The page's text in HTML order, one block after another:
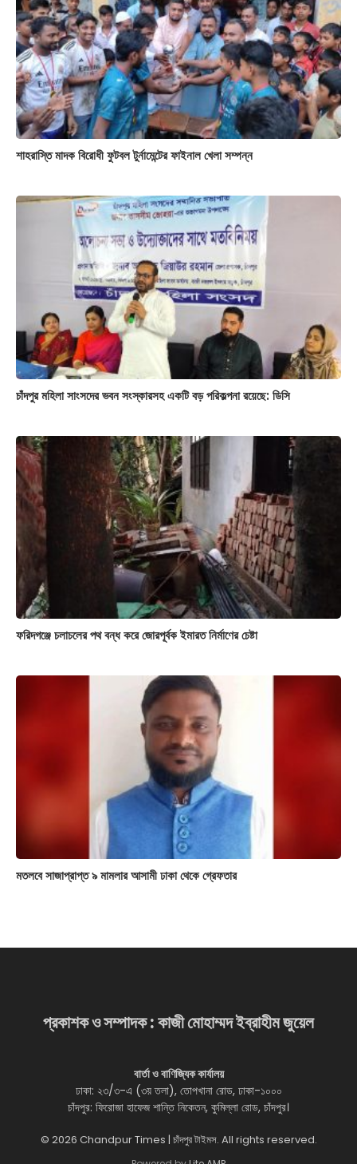
শাহরাস্তি মাদক বিরোধী ফুটবল টুর্নামেন্টের ফাইনাল খেলা সম্পন্ন
চাঁদপুর মহিলা সাংসদের ভবন সংস্কারসহ একটি বড় পরিকল্পনা রয়েছে: ডিসি
ফরিদগঞ্জে চলাচলের পথ বন্ধ করে জোরপূর্বক ইমারত নির্মাণের চেষ্টা
মতলবে সাজাপ্রাপ্ত ৯ মামলার আসামী ঢাকা থেকে গ্রেফতার
প্রকাশক ও সম্পাদক : কাজী মোহাম্মদ ইব্রাহীম জুয়েল
বার্তা ও বাণিজ্যিক কার্যালয়
ঢাকা: ২৩/৩-এ (৩য় তলা), তোপখানা রোড, ঢাকা-১০০০
চাঁদপুর: ফিরোজা হাফেজ শান্তি নিকেতন, কুমিল্লা রোড, চাঁদপুর।
© 2026 Chandpur Times | চাঁদপুর টাইমস. All rights reserved.